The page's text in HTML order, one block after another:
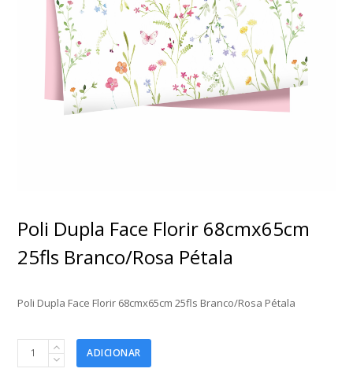
Poli Dupla Face Florir 68cmx65cm
25fls Branco/Rosa Pétala
Poli Dupla Face Florir 68cmx65cm 25fls Branco/Rosa Pétala
Poli
ADICIONAR